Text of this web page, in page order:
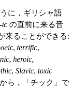
に，ギリシャ語
ic の直前に来る音
来ることができる:
, terrific,
, heroic,
, Slavic, toxic
ら，「チック」で